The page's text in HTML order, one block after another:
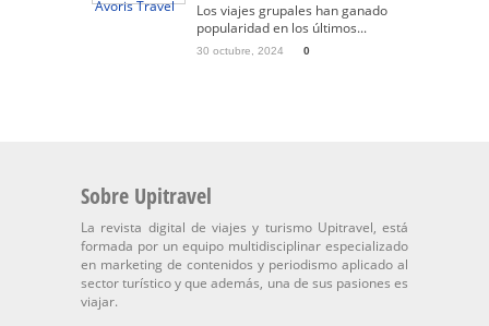
Los viajes grupales han ganado
popularidad en los últimos...
30 octubre, 2024 0
Sobre Upitravel
La revista digital de viajes y turismo Upitravel, está
formada por un equipo multidisciplinar especializado
en marketing de contenidos y periodismo aplicado al
sector turístico y que además, una de sus pasiones es
viajar.